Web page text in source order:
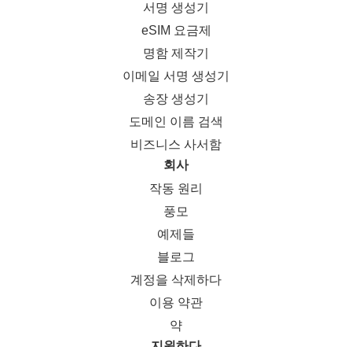
서명 생성기
eSIM 요금제
명함 제작기
이메일 서명 생성기
송장 생성기
도메인 이름 검색
비즈니스 사서함
회사
작동 원리
풍모
예제들
블로그
계정을 삭제하다
이용 약관
약